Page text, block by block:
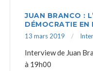
JUAN BRANCO :
DÉMOCRATIE EN
13 mars 2019
Interview de Juan
à 19h00